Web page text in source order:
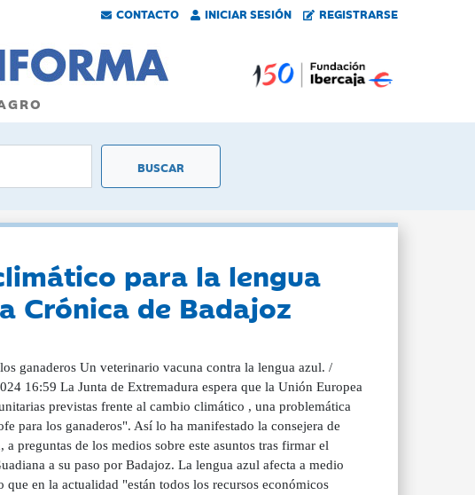
CONTACTO INICIAR SESIÓN REGISTRARSE
para la lengua
Crónica de Badajoz
ganaderos Un veterinario vacuna contra la lengua azul. /
16:59 La Junta de Extremadura espera que la Unión Europea
previstas frente al cambio climático , una problemática
para los ganaderos". Así lo ha manifestado la consejera de
preguntas de los medios sobre este asuntos tras firmar el
a su paso por Badajoz. La lengua azul afecta a medio
en la actualidad "están todos los recursos económicos